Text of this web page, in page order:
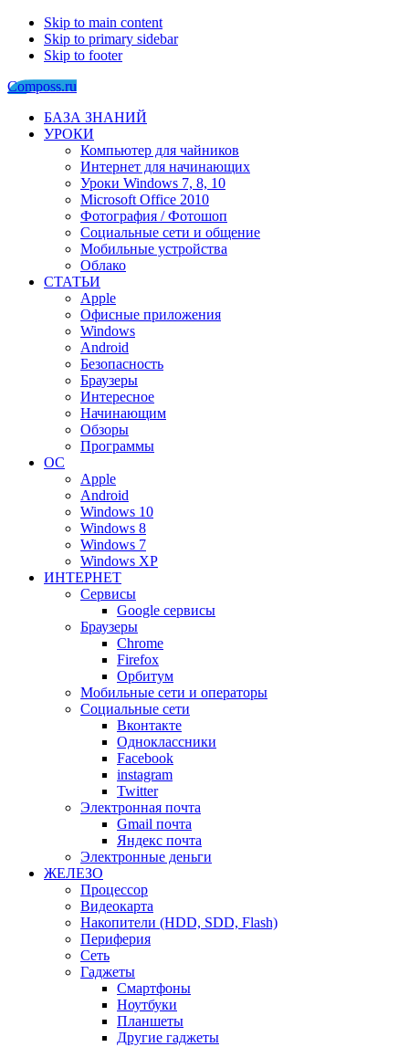
Skip to main content
Skip to primary sidebar
Skip to footer
Composs.ru
БАЗА ЗНАНИЙ
УРОКИ
Компьютер для чайников
Интернет для начинающих
Уроки Windows 7, 8, 10
Microsoft Office 2010
Фотография / Фотошоп
Социальные сети и общение
Мобильные устройства
Облако
СТАТЬИ
Apple
Офисные приложения
Windows
Android
Безопасность
Браузеры
Интересное
Начинающим
Обзоры
Программы
ОС
Apple
Android
Windows 10
Windows 8
Windows 7
Windows XP
ИНТЕРНЕТ
Сервисы
Google сервисы
Браузеры
Chrome
Firefox
Орбитум
Мобильные сети и операторы
Социальные сети
Вконтакте
Одноклассники
Facebook
instagram
Twitter
Электронная почта
Gmail почта
Яндекс почта
Электронные деньги
ЖЕЛЕЗО
Процессор
Видеокарта
Накопители (HDD, SDD, Flash)
Периферия
Сеть
Гаджеты
Смартфоны
Ноутбуки
Планшеты
Другие гаджеты